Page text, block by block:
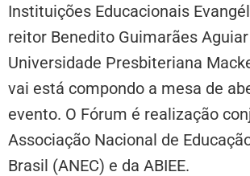
Instituições Educacionais
reitor Benedito Guimarães
Universidade Presbiteriana
vai está compondo a mesa de
evento. O Fórum é realização
Associação Nacional de
Brasil (ANEC) e da ABIEE.